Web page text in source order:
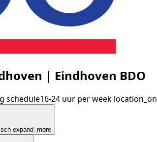
| Eindhoven BDO
schedule16-24 uur per week location_on
expand_more